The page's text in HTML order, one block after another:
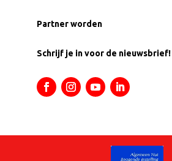
Partner worden
Schrijf je in voor de nieuwsbrief!